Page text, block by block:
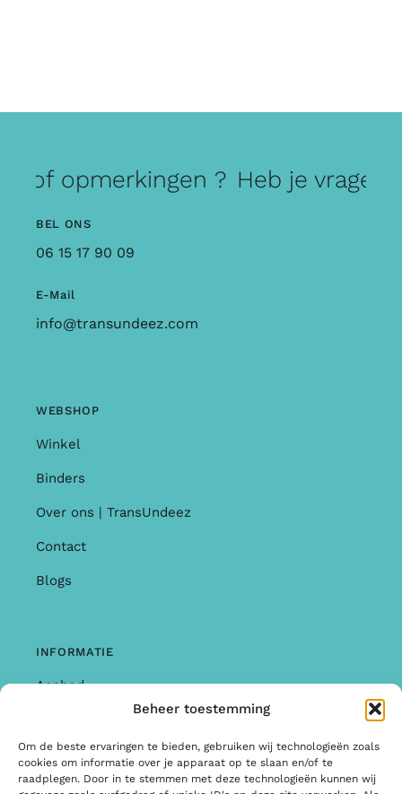
Beheer toestemming
Om de beste ervaringen te bieden, gebruiken wij technologieën zoals
cookies om informatie over je apparaat op te slaan en/of te
raadplegen. Door in te stemmen met deze technologieën kunnen wij
of opmerkingen ? Heb je vragen
BEL ONS
06 15 17 90 09
E-Mail
info@transundeez.com
WEBSHOP
Winkel
Binders
Over ons | TransUndeez
Contact
Blogs
INFORMATIE
Aanbod
Garantie & Klachten
Algemene Voorwaarden
Privacy Policy